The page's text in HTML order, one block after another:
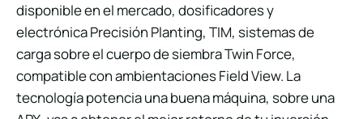
disponible en el mercado, dosificadores y
electrónica Precisión Planting, TIM, sistemas de
carga sobre el cuerpo de siembra Twin Force,
compatible con ambientaciones Field View. La
tecnología potencia una buena máquina, sobre una